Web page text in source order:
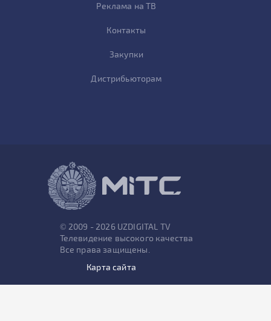
Реклама на ТВ
Контакты
Закупки
Дистрибьюторам
© 2009 - 2026 UZDIGITAL TV
Телевидение высокого качества
Все права защищены.
Карта сайта